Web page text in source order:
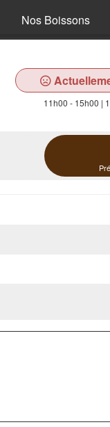
Nos Boissons
11h00 - 15h00 |